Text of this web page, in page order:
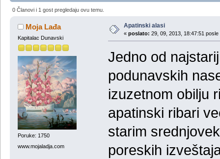
0 Članovi i 1 gost pregledaju ovu temu.
Moja Lađa
Kapitalac Dunavski
Poruke: 1750
www.mojaladja.com
Apatinski alasi
« poslato: 29, 09, 2013, 18:47:51 posle
Jedno od
podunavskih
izuzetnom obilju
apatinski ribari
starim
poreskih